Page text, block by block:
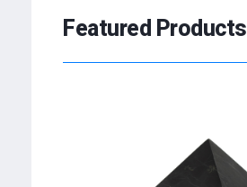
Featured Products